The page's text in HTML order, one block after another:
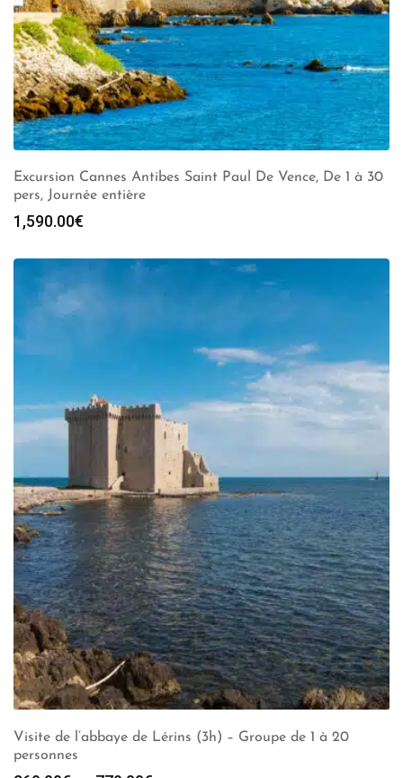
Excursion Cannes Antibes Saint Paul De Vence, De 1 à 30
pers, Journée entière
1,590.00€
Visite de l’abbaye de Lérins (3h) – Groupe de 1 à 20
personnes